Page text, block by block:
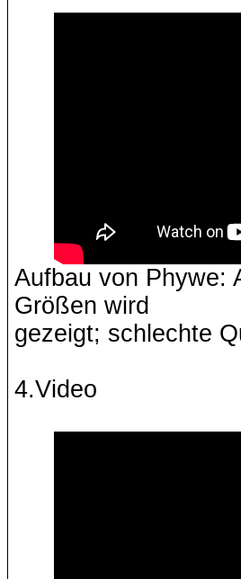
Aufbau von Phywe:
Größen wird
gezeigt; schlechte
4.Video